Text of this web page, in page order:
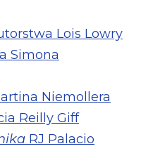
Lois Lowry
Simona
Niemollera
Reilly Giff
RJ Palacio